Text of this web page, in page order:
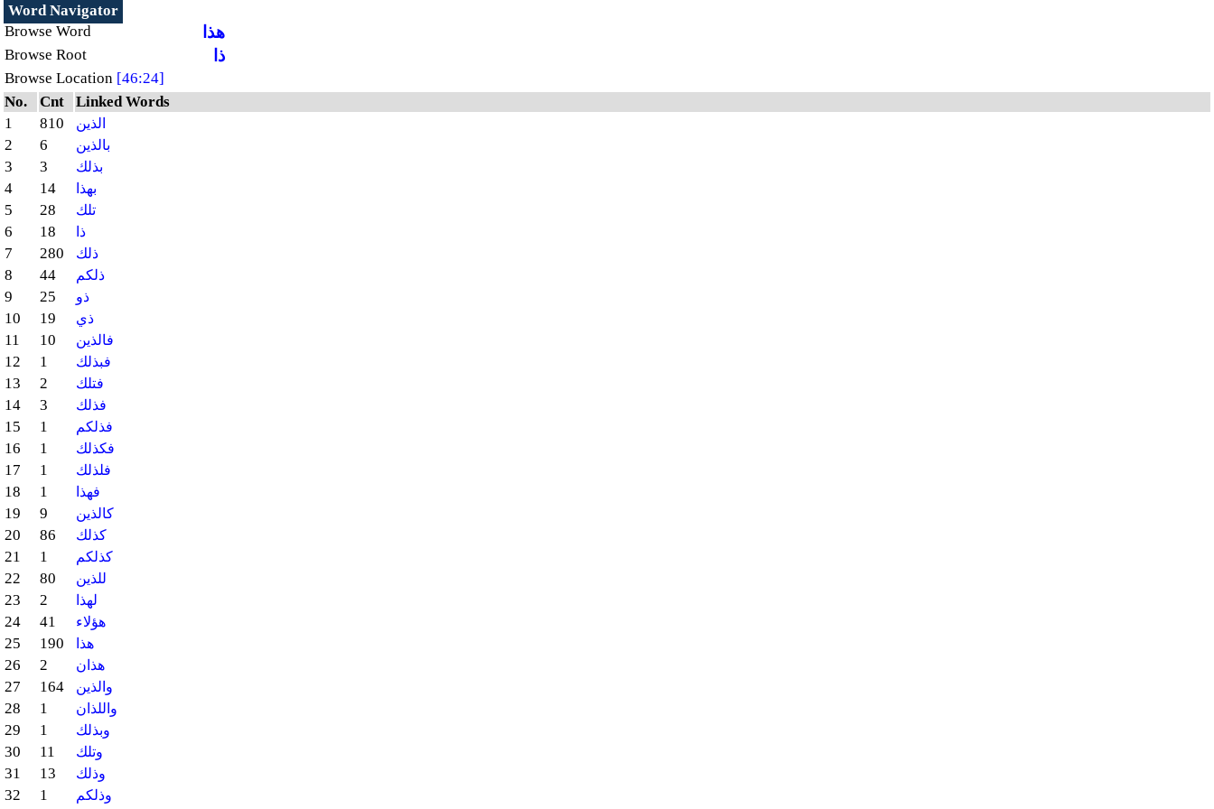
Word Navigator
Browse Word
هذا
Browse Root ذا
Browse Location [46:24]
No.
Cnt
Linked Words
1
810 الذين
2 6 بالذين
3 3 بذلك
4 14 بهذا
5 28 تلك
6 18 ذا
7 280 ذلك
8 44 ذلكم
9 25 ذو
10 19 ذي
11 10 فالذين
12 1 فبذلك
13 2 فتلك
14 3 فذلك
15 1 فذلكم
16 1 فكذلك
17 1 فلذلك
18 1 فهذا
19 9 كالذين
20 86 كذلك
21 1 كذلكم
22 80 للذين
23 2 لهذا
24 41 هؤلاء
25 190 هذا
26 2 هذان
27 164 والذين
28 1 واللذان
29 1 وبذلك
30 11 وتلك
31 13 وذلك
32 1 وذلكم